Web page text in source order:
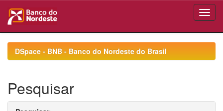
navigationDSpace - BNB - Banco do Nordeste do Brasil
Pesquisar